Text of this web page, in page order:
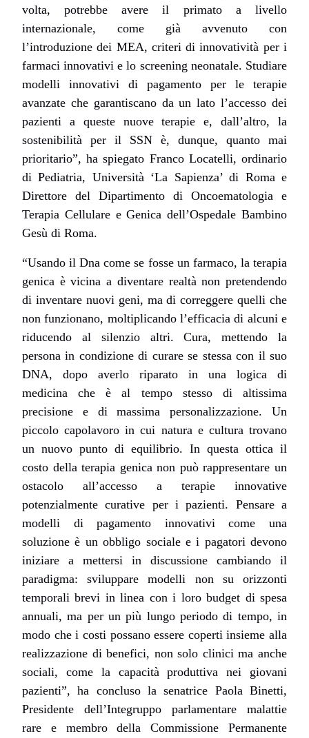
volta, potrebbe avere il primato a livello
internazionale, come già avvenuto con
l’introduzione dei MEA, criteri di innovatività per i
farmaci innovativi e lo screening neonatale. Studiare
modelli innovativi di pagamento per le terapie
avanzate che garantiscano da un lato l’accesso dei
pazienti a queste nuove terapie e, dall’altro, la
sostenibilità per il SSN è, dunque, quanto mai
prioritario”,ha spiegato Franco Locatelli, ordinario
di Pediatria, Università ‘La Sapienza’ di Roma e
Direttore del Dipartimento di Oncoematologia e
Terapia Cellulare e Genica dell’Ospedale Bambino
Gesù di Roma.
“Usando il Dna come se fosse un farmaco, la terapia
genica è vicina a diventare realtà non pretendendo
di inventare nuovi geni, ma di correggere quelli che
non funzionano, moltiplicando l’efficacia di alcuni e
riducendo al silenzio altri. Cura, mettendo la
persona in condizione di curare se stessa con il suo
DNA, dopo averlo riparato in una logica di
medicina che è al tempo stesso di altissima
precisione e di massima personalizzazione. Un
piccolo capolavoro in cui natura e cultura trovano
un nuovo punto di equilibrio. In questa ottica il
costo della terapia genica non può rappresentare un
ostacolo all’accesso a terapie innovative
potenzialmente curative per i pazienti. Pensare a
modelli di pagamento innovativi come una
soluzione è un obbligo sociale e i pagatori devono
iniziare a mettersi in discussione cambiando il
paradigma: sviluppare modelli non su orizzonti
temporali brevi in linea con i loro budget di spesa
annuali, ma per un più lungo periodo di tempo, in
modo che i costi possano essere coperti insieme alla
realizzazione di benefici, non solo clinici ma anche
sociali, come la capacità produttiva nei giovani
pazienti”, ha concluso lasenatrice Paola Binetti,
Presidente dell’Integruppo parlamentare malattie
rare e membro della Commissione Permanente